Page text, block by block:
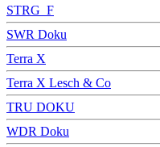
STRG_F
SWR Doku
Terra X
Terra X Lesch & Co
TRU DOKU
WDR Doku